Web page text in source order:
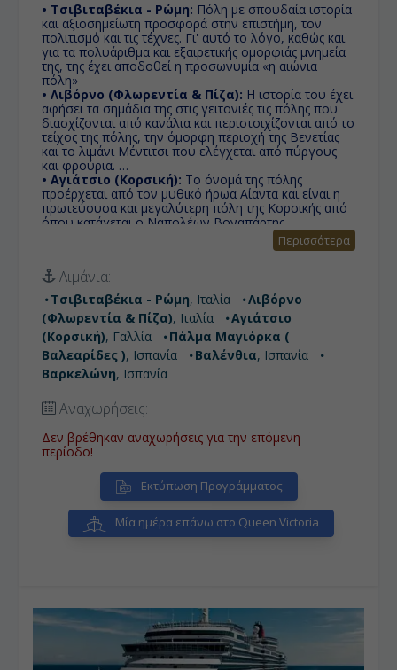
• Τσιβιταβέκια - Ρώμη: Πόλη με σπουδαία ιστορία
και αξιοσημείωτη προσφορά στην επιστήμη, τον
πολιτισμό και τις τέχνες. Γι' αυτό το λόγο, καθώς και
για τα πολυάριθμα και εξαιρετικής ομορφιάς μνημεία
της, της έχει αποδοθεί η προσωνυμία «η αιώνια
πόλη»
• Λιβόρνο (Φλωρεντία & Πίζα): Η ιστορία του έχει
αφήσει τα σημάδια της στις γειτονιές τις πόλης που
διασχίζονται από κανάλια και περιστοιχίζονται από το
τείχος της πόλης, την όμορφη περιοχή της Βενετίας
και το λιμάνι Μέντιτσι που ελέγχεται από πύργους
και φρούρια.
• Αγιάτσιο (Κορσική): Το όνομά της πόλης
προέρχεται από τον μυθικό ήρωα Αίαντα και είναι η
πρωτεύουσα και μεγαλύτερη πόλη της Κορσικής από
όπου κατάγεται ο Ναπολέων Βοναπάρτης.
Είναι το
μεγαλύτερο νησί των Βαλεαρίδων, μιας αυτόνομης
κοινότητας της Ισπανίας. Η Πάλμα Ντε Μαγιόρκα είναι
η πρωτεύουσα του νησιού, ή όπως την γνωρίζουν οι
κάτοικοι του υπόλοιπου νησιού Ciutat, δηλαδή πόλη
στα καταλανικά, παρόμοιο του συνηθισμένου
χαρακτηρισμού στα ελληνικά νησιά 'χώρα'.
• Βαλένθια:Τρίτη μεγαλύτερη πόλη της Ισπανίας με
ιστορικό κέντρο γεμάτο από μνημεία ιδιαίτερης
ιστορικής και αρχιτεκτονικής αξίας.
• Βαρκελώνη:Πρωτεύουσα της Καταλωνίας, που τα
προορισμούς στην Ευρώπη.
Περισσότερα
Λιμάνια:
Τσιβιταβέκια - Ρώμη, Ιταλία
Λιβόρνο
(Φλωρεντία & Πίζα), Ιταλία
Αγιάτσιο
(Κορσική), Γαλλία
Πάλμα Μαγιόρκα (
Βαλεαρίδες ), Ισπανία Βαλένθια, Ισπανία
Βαρκελώνη, Ισπανία
Αναχωρήσεις:
Δεν βρέθηκαν αναχωρήσεις για την επόμενη
περίοδο!
Εκτύπωση Προγράμματος
Μία ημέρα επάνω στο Queen Victoria